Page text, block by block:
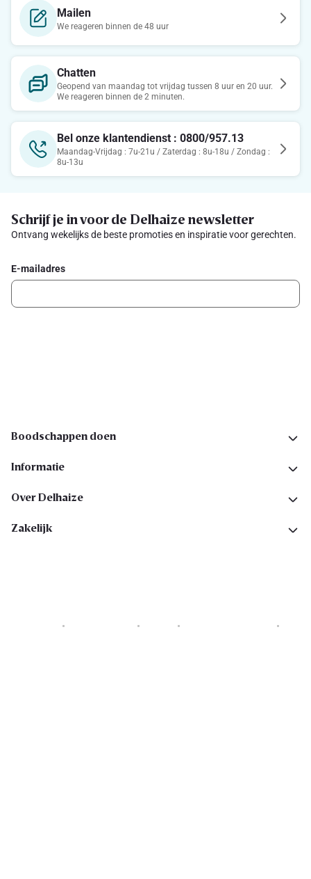
Mailen
We reageren binnen de 48 uur
Chatten
Geopend van maandag tot vrijdag tussen 8 uur en 20 uur.
We reageren binnen de 2 minuten.
Bel onze klantendienst : 0800/957.13
Maandag-Vrijdag : 7u-21u / Zaterdag : 8u-18u / Zondag :
8u-13u
Schrijf je in voor de Delhaize newsletter
Ontvang wekelijks de beste promoties en inspiratie voor gerechten.
E-mailadres
Boodschappen doen
Informatie
Over Delhaize
Zakelijk